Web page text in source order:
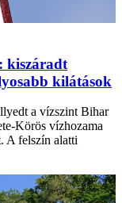
kiszáradt
kilátások
a vízszint Bihar
Körös vízhozama
A felszín alatti